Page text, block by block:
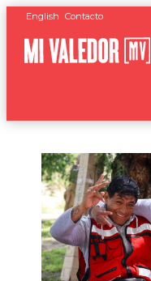
English Contacto